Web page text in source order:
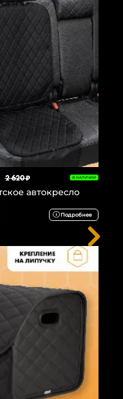
2 620 ₽ В НАЛИЧИИ
автокресло
Подробнее